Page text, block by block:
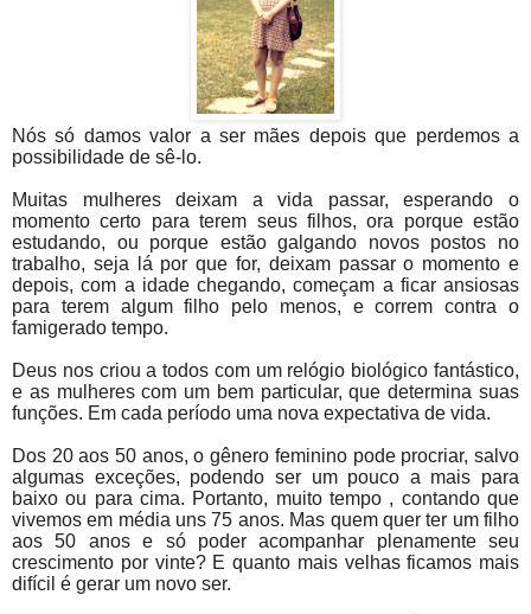
Nós só damos valor a ser mães depois que perdemos a
possibilidade de sê-lo.
Muitas mulheres deixam a vida passar, esperando o
momento certo para terem seus filhos, ora porque estão
estudando, ou porque estão galgando novos postos no
trabalho, seja lá por que for, deixam passar o momento e
depois, com a idade chegando, começam a ficar ansiosas
para terem algum filho pelo menos, e correm contra o
famigerado tempo.
Deus nos criou a todos com um relógio biológico fantástico,
e as mulheres com um bem particular, que determina suas
funções. Em cada período uma nova expectativa de vida.
Dos 20 aos 50 anos, o gênero feminino pode procriar, salvo
algumas exceções, podendo ser um pouco a mais para
baixo ou para cima. Portanto, muito tempo , contando que
vivemos em média uns 75 anos. Mas quem quer ter um filho
aos 50 anos e só poder acompanhar plenamente seu
crescimento por vinte? E quanto mais velhas ficamos mais
difícil é gerar um novo ser.